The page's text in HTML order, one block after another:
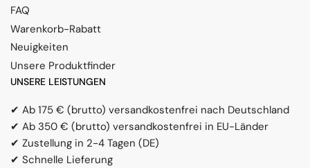
FAQ
Warenkorb-Rabatt
Neuigkeiten
Unsere Produktfinder
UNSERE LEISTUNGEN
✔ Ab 175 € (brutto) versandkostenfrei nach Deutschland
✔ Ab 350 € (brutto) versandkostenfrei in EU-Länder
✔ Zustellung in 2-4 Tagen (DE)
✔ Schnelle Lieferung